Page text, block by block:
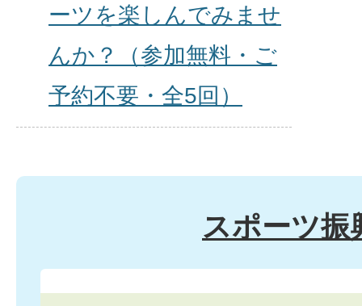
ーツを楽しんでみませ
んか？（参加無料・ご
予約不要・全5回）
スポーツ振